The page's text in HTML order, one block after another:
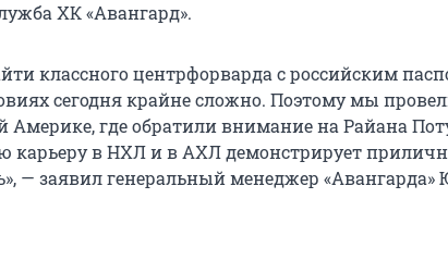
ХК «Авангард».
классного центрфорварда с российским
сегодня крайне сложно. Поэтому мы
Америке, где обратили внимание на Райана
карьеру в НХЛ и в АХЛ демонстрирует
— заявил генеральный менеджер